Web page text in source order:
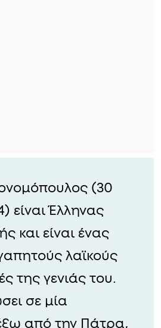
(30
είναι Έλληνας
και είναι ένας
λαϊκούς
της γενιάς του.
σε μία
από την Πάτρα,